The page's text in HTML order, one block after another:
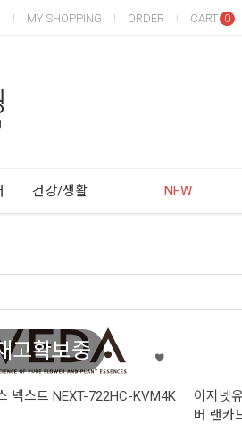
MY SHOPPING ORDER CART 0
건강/생활 NEW
고확보중
넥스트 NEXT-722HC-KVM4K
이지넷
버 랜카